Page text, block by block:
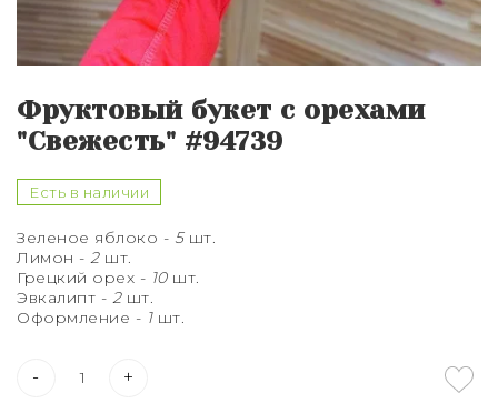
Фруктовый букет с орехами
"Свежесть" #94739
Есть в наличии
Зеленое яблоко - 5шт.
Лимон - 2шт.
Грецкий орех - 10шт.
Эвкалипт - 2шт.
Оформление - 1шт.
- +
Букет из 75 роз
Букет из 101 розы
Букет из 151 розы
Букет из 301 розы
Розы XXL